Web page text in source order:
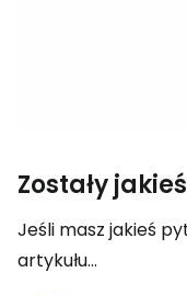
Zostały
Jeśli masz jakieś
artykułu...